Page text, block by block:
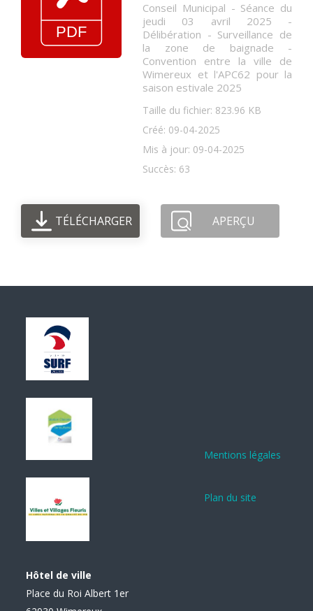
Conseil Municipal - Séance du
jeudi 03 avril 2025 -
Délibération - Surveillance de
la zone de baignade -
Convention entre la ville de
Wimereux et l'APC62 pour la
saison estivale 2025
Taille du fichier: 823.96 KB
Créé: 09-04-2025
Mis à jour: 09-04-2025
Succès: 63
TÉLÉCHARGER APERÇU
Hôtel de ville
Place du Roi Albert 1er
Mentions légales
Plan du site